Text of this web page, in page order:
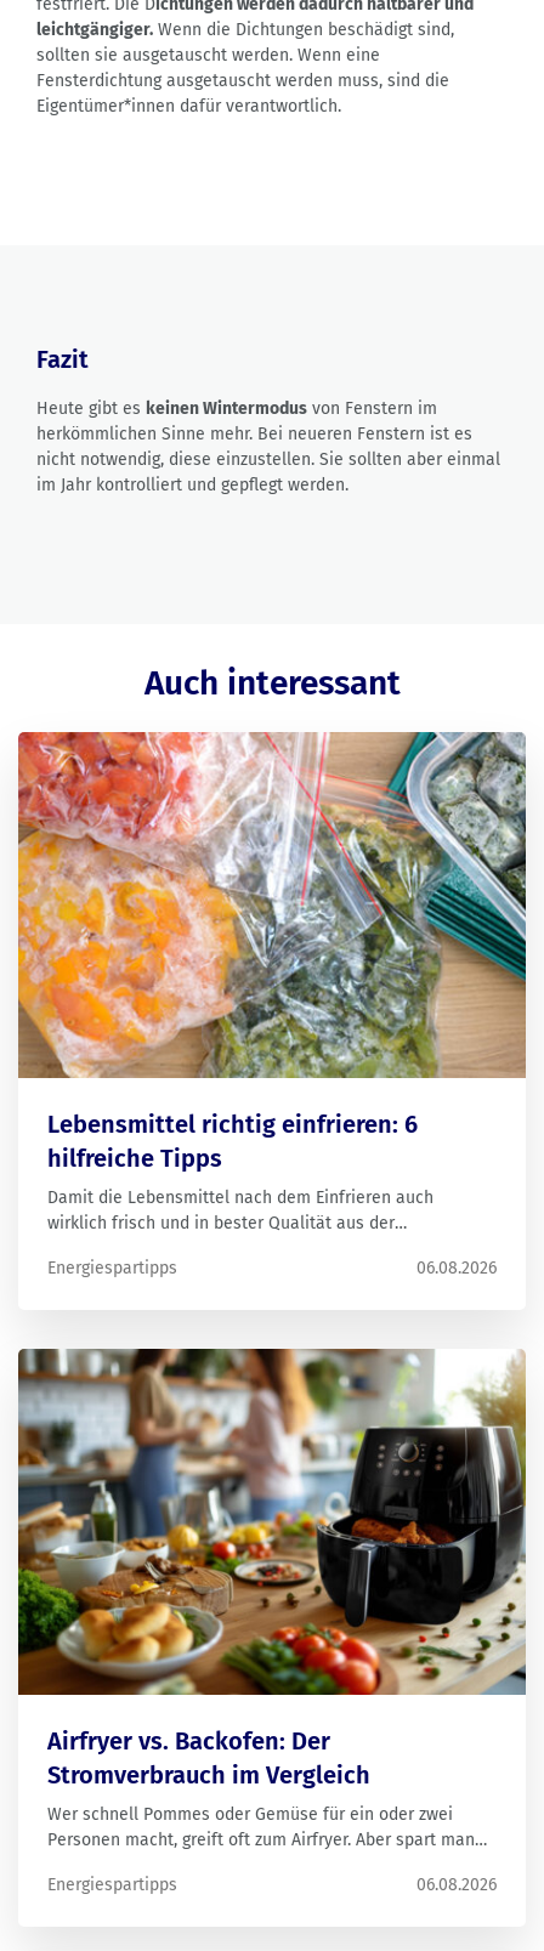
leichtgängiger. Wenn die Dichtungen beschädigt sind,
sollten sie ausgetauscht werden. Wenn eine
Fensterdichtung ausgetauscht werden muss, sind die
Eigentümer*innen dafür verantwortlich.
Fazit
Heute gibt es keinen Wintermodus von Fenstern im
herkömmlichen Sinne mehr. Bei neueren Fenstern ist es
nicht notwendig, diese einzustellen. Sie sollten aber einmal
im Jahr kontrolliert und gepflegt werden.
Auch interessant
Lebensmittel richtig einfrieren: 6
hilfreiche Tipps
Damit die Lebensmittel nach dem Einfrieren auch
wirklich frisch und in bester Qualität aus der
haben die wichtigsten Tipps rund ums Einfrieren
Energiespartipps 06.08.2026
Airfryer vs. Backofen: Der
Stromverbrauch im Vergleich
Wer schnell Pommes oder Gemüse für ein oder zwei
Personen macht, greift oft zum Airfryer. Aber spart man
vielen Fällen ja – vor allem bei kleinen Portionen und
Energiespartipps 06.08.2026